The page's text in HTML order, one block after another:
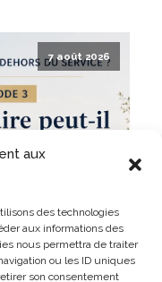
aux
des technologies
aux informations des
nous permettra de traiter
ou les ID uniques
son consentement
7 août 2026